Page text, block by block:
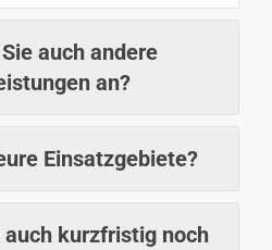
auch andere
an?
Einsatzgebiete?
auch kurzfristig noch